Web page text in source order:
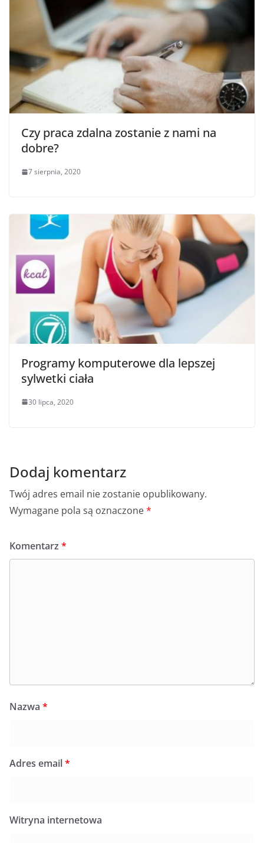
Czy praca zdalna zostanie z nami na
dobre?
7 sierpnia, 2020
Programy komputerowe dla lepszej
sylwetki ciała
30 lipca, 2020
Dodaj komentarz
Twój adres email nie zostanie opublikowany.
Wymagane pola są oznaczone*
Komentarz *
Nazwa *
Adres email*
Witryna internetowa